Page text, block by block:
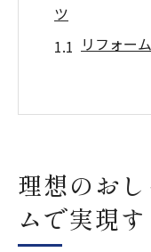
ツ
リフォー
おしゃれ
低予算で
プロが教
理想のお
ムで実現